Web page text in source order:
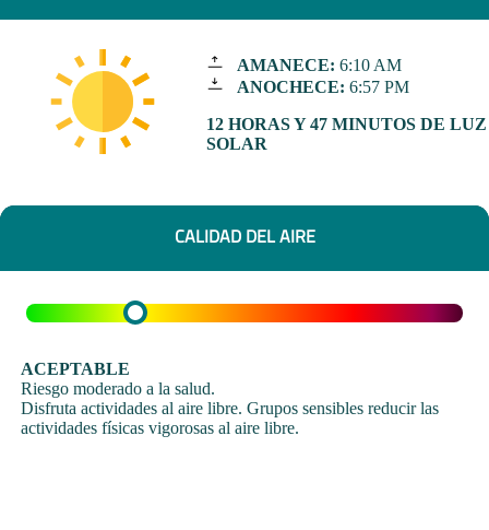
AMANECE: 6:10 AM
ANOCHECE: 6:57 PM
12 HORAS Y 47 MINUTOS DE LUZ
SOLAR
CALIDAD DEL AIRE
ACEPTABLE
Riesgo moderado a la salud.
Disfruta actividades al aire libre. Grupos sensibles reducir las
actividades físicas vigorosas al aire libre.